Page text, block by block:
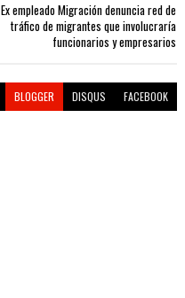
Ex empleado Migración denuncia red de
tráfico de migrantes que involucraría
funcionarios y empresarios
BLOGGER DISQUS FACEBOOK